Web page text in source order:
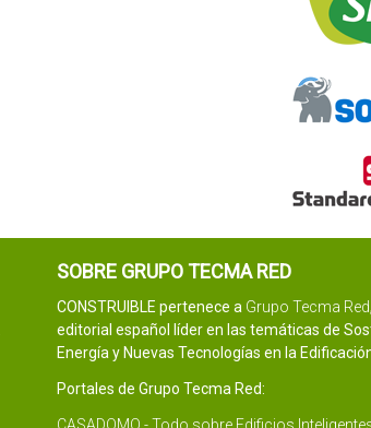
SOBRE GRUPO TECMA RED
CONSTRUIBLE pertenece a Grupo Tecma Red
editorial español líder en las temáticas de
Energía y Nuevas Tecnologías en la
Portales de Grupo Tecma Red: